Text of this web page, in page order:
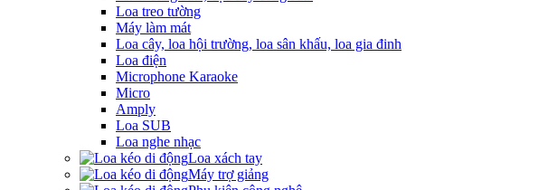
Loa treo tường
Máy làm mát
Loa cây, loa hội trường, loa sân khấu, loa gia đinh
Loa điện
Microphone Karaoke
Micro
Amply
Loa SUB
Loa nghe nhạc
Loa xách tay
Máy trợ giảng